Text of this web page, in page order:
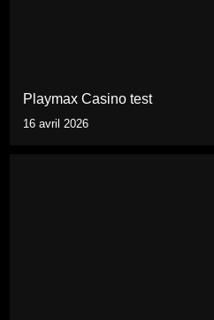
Playmax Casino test
16 avril 2026